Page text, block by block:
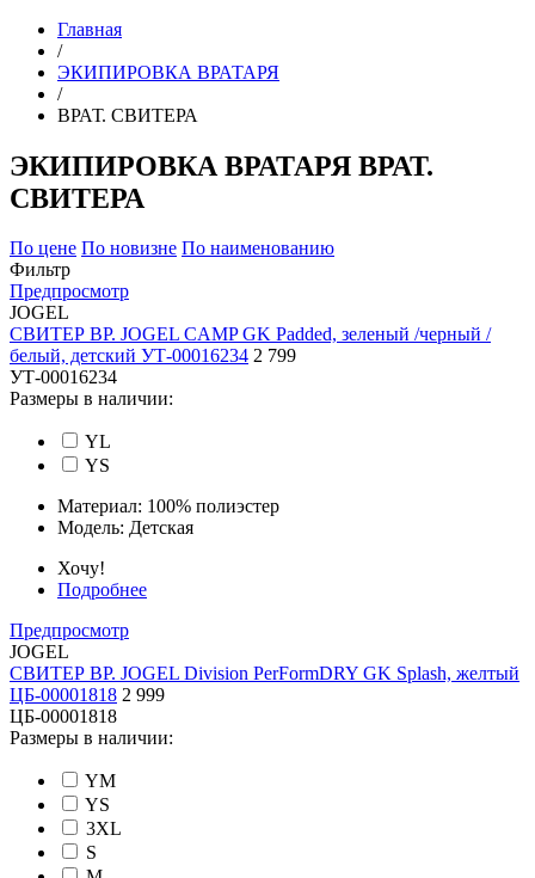
Главная
/
ЭКИПИРОВКА ВРАТАРЯ
/
ВРАТ. СВИТЕРА
ЭКИПИРОВКА ВРАТАРЯ ВРАТ.
СВИТЕРА
По цене По новизне По наименованию
Фильтр
Предпросмотр
JOGEL
СВИТЕР ВР. JOGEL CAMP GK Padded, зеленый /черный /
белый, детский УТ-00016234 2 799
УТ-00016234
Размеры в наличии:
YL
YS
Материал: 100% полиэстер
Модель: Детская
Хочу!
Подробнее
Предпросмотр
JOGEL
СВИТЕР ВР. JOGEL Division PerFormDRY GK Splash, желтый
ЦБ-00001818 2 999
ЦБ-00001818
Размеры в наличии:
YM
YS
3XL
S